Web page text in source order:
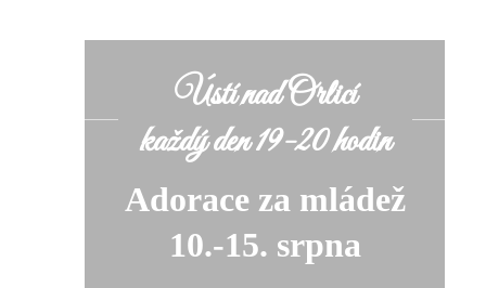
Ústí nad Orlicí
každý den 19-20 hodin
Adorace za mládež
10.-15. srpna